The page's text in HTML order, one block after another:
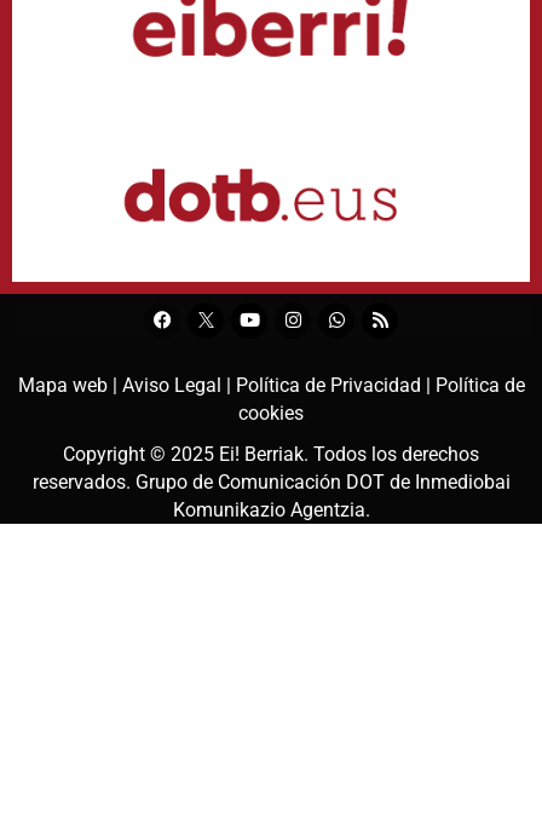
Mapa web | Aviso Legal | Política de Privacidad | Política de
cookies
Copyright © 2025 Ei! Berriak. Todos los derechos
reservados. Grupo de Comunicación DOT de Inmediobai
Komunikazio Agentzia.